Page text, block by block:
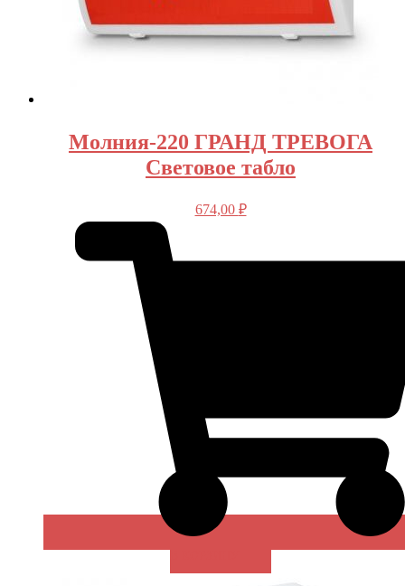
Молния-220 ГРАНД ТРЕВОГА
Световое табло
674,00 ₽